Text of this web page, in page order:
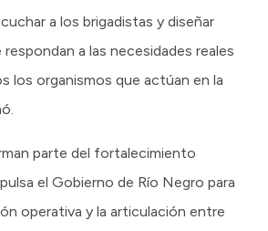
a los brigadistas y diseñar
a las necesidades reales
los organismos que actúan en la
parte del fortalecimiento
el Gobierno de Río Negro para
operativa y la articulación entre